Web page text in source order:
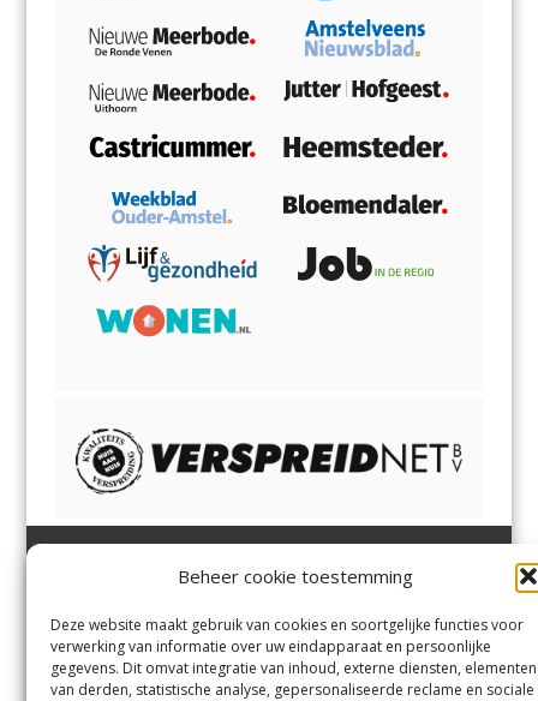
Beheer cookie toestemming
Deze website maakt gebruik van cookies en soortgelijke functies voor
verwerking van informatie over uw eindapparaat en persoonlijke
gegevens. Dit omvat integratie van inhoud, externe diensten, elementen
van derden, statistische analyse, gepersonaliseerde reclame en sociale
Margadantstraat 34
1976 DN IJmuiden
023-8200170
info@heemsteder.nl
Bennebroek,Vogelenzang,
OverveenenAerdenhout